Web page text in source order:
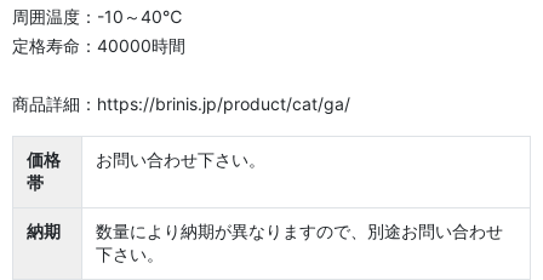
周囲温度：-10～40℃
定格寿命：40000時間
商品詳細：https://brinis.jp/product/cat/ga/
価格
帯
お問い合わせ下さい。
納期
数量により納期が異なりますので、別途お問い合わせ
下さい。